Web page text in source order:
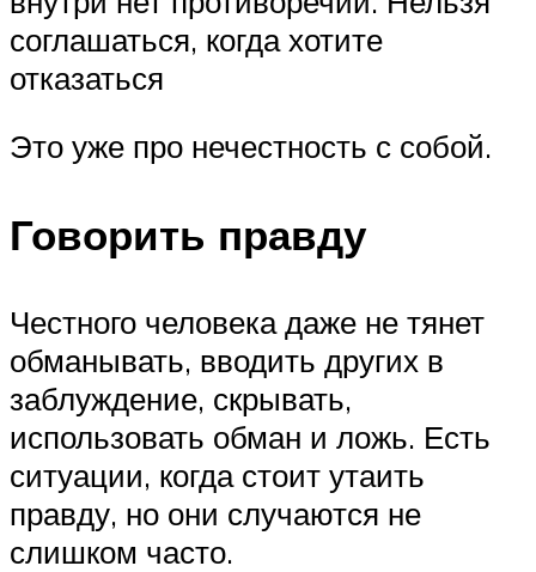
соглашаться, когда хотите
отказаться
Это уже про нечестность с собой.
Говорить правду
Честного человека даже не тянет
обманывать, вводить других в
заблуждение, скрывать,
использовать обман и ложь. Есть
ситуации, когда стоит утаить
правду, но они случаются не
слишком часто.